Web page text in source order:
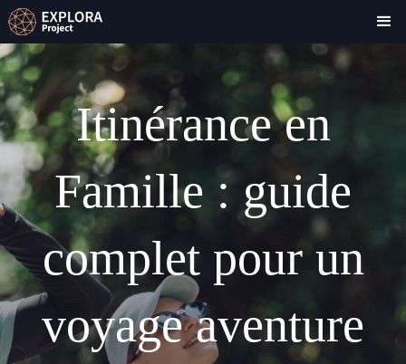
Itinérance en
Famille : guide
complet pour un
voyage aventure